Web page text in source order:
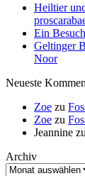
Heiltier
Ein
Geltinger
Noor
Neueste
Zoe zu
Zoe zu
Jeannine zu
Archiv
Archiv